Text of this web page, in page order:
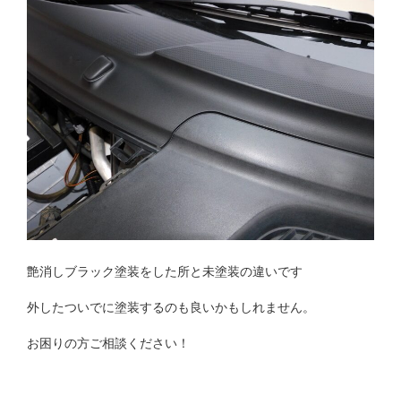
艶消しブラック塗装をした所と未塗装の違いです
外したついでに塗装するのも良いかもしれません。
お困りの方ご相談ください！